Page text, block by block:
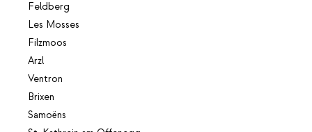
Feldberg
Les Mosses
Filzmoos
Arzl
Ventron
Brixen
Samoëns